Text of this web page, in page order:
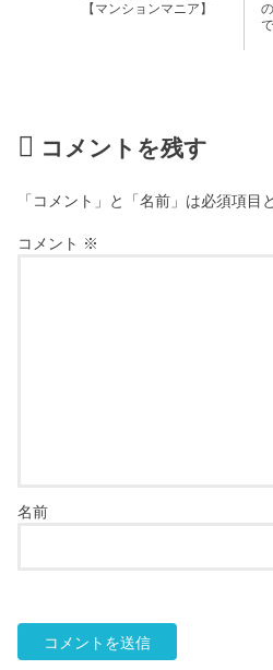
【マンションマニア】
コメントを残す
「コメント」と「名前」は必須項目
コメント ※
名前